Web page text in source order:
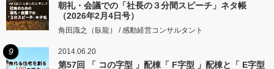
朝礼・会議での「社長の３分間スピーチ」ネタ帳
（2026年2月4日号）
角田識之（臥龍） / 感動経営コンサルタント
9 2014.06.20
第57回 「 コの字型 」配棟「 F字型 」配棟と「 E字型